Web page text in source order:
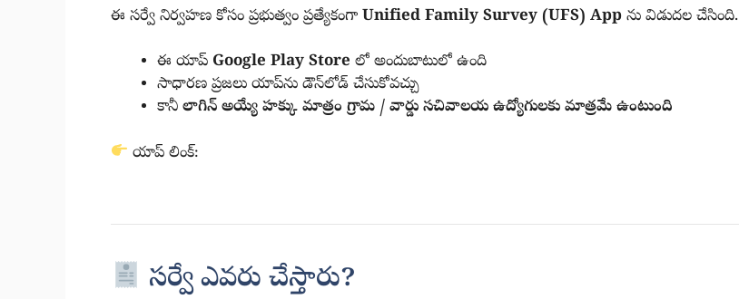
ఈ సర్వే నిర్వహణ కోసం ప్రభుత్వం ప్రత్యేకంగా Unified Family Survey (UFS) App ను విడుదల చేసింది.
ఈ యాప్ Google Play Store లో అందుబాటులో ఉంది
సాధారణ ప్రజలు యాప్‌ను డౌన్‌లోడ్ చేసుకోవచ్చు
కానీ లాగిన్ అయ్యే హక్కు మాత్రం గ్రామ / వార్డు సచివాలయ ఉద్యోగులకు మాత్రమే ఉంటుంది
యాప్ లింక్:
సర్వే ఎవరు చేస్తారు?